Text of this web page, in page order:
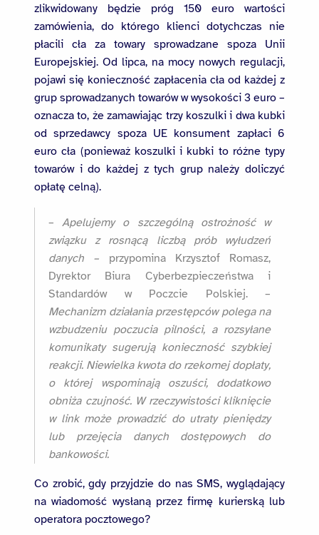
zlikwidowany będzie próg 150 euro wartości
zamówienia, do którego klienci dotychczas nie
płacili cła za towary sprowadzane spoza Unii
Europejskiej. Od lipca, na mocy nowych regulacji,
pojawi się konieczność zapłacenia cła od każdej z
grup sprowadzanych towarów w wysokości 3 euro –
oznacza to, że zamawiając trzy koszulki i dwa kubki
od sprzedawcy spoza UE konsument zapłaci 6
euro cła (ponieważ koszulki i kubki to różne typy
towarów i do każdej z tych grup należy doliczyć
opłatę celną).
–Apelujemy o szczególną ostrożność w
związku z rosnącą liczbą prób wyłudzeń
danych – przypomina Krzysztof Romasz,
Dyrektor Biura Cyberbezpieczeństwa i
Standardów w Poczcie Polskiej. –
Mechanizm działania przestępców polega na
wzbudzeniu poczucia pilności, a rozsyłane
komunikaty sugerują konieczność szybkiej
reakcji. Niewielka kwota do rzekomej dopłaty,
o której wspominają oszuści, dodatkowo
obniża czujność. W rzeczywistości kliknięcie
w link może prowadzić do utraty pieniędzy
lub przejęcia danych dostępowych do
bankowości.
Co zrobić, gdy przyjdzie do nas SMS, wyglądający
na wiadomość wysłaną przez firmę kurierską lub
operatora pocztowego?